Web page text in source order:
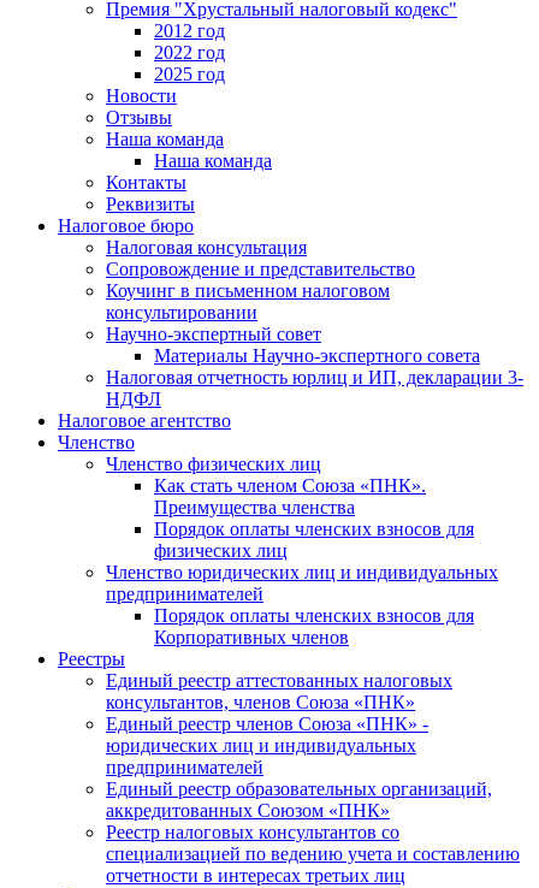
Премия "Хрустальный налоговый кодекс"
2012 год
2022 год
2025 год
Новости
Отзывы
Наша команда
Наша команда
Контакты
Реквизиты
Налоговое бюро
Налоговая консультация
Cопровождение и представительство
Коучинг в письменном налоговом
консультировании
Научно-экспертный совет
Материалы Научно-экспертного совета
Налоговая отчетность юрлиц и ИП, декларации 3-
НДФЛ
Налоговое агентство
Членство
Членство физических лиц
Как стать членом Союза «ПНК».
Преимущества членства
Порядок оплаты членских взносов для
физических лиц
Членство юридических лиц и индивидуальных
предпринимателей
Порядок оплаты членских взносов для
Корпоративных членов
Реестры
Единый реестр аттестованных налоговых
консультантов, членов Союза «ПНК»
Единый реестр членов Союза «ПНК» -
юридических лиц и индивидуальных
предпринимателей
Единый реестр образовательных организаций,
аккредитованных Союзом «ПНК»
Реестр налоговых консультантов со
специализацией по ведению учета и составлению
отчетности в интересах третьих лиц